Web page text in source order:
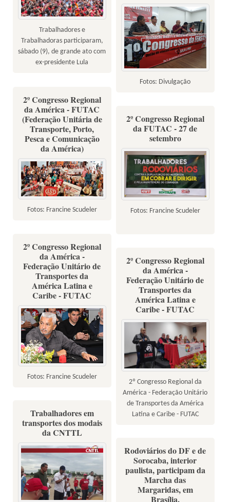
Trabalhadores e
Trabalhadoras participaram,
sábado (9), de grande ato com
ex-presidente Lula
Fotos: Divulgação
2º Congresso Regional
da América - FUTAC
(Federação Unitária de
Transporte, Porto,
Pesca e Comunicação
da América)
Fotos: Francine Scudeler
2º Congresso Regional
da FUTAC - 27 de
setembro
Fotos: Francine Scudeler
2º Congresso Regional
da América -
Federação Unitário de
Transportes da
América Latina e
Caribe - FUTAC
Fotos: Francine Scudeler
2º Congresso Regional
da América -
Federação Unitário de
Transportes da
América Latina e
Caribe - FUTAC
2º Congresso Regional da
América - Federação Unitário
de Transportes da América
Latina e Caribe - FUTAC
Trabalhadores em
transportes dos modais
da CNTTL
Rodoviários do DF e de
Sorocaba, interior
paulista, participam da
Marcha das
Margaridas, em
Brasília.